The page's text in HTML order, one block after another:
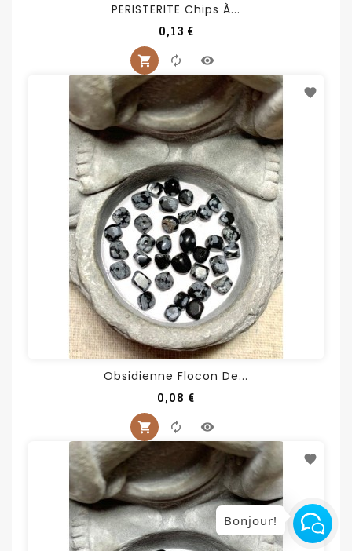
PERISTERITE Chips À...
0,13 €Prix
Obsidienne Flocon De...
0,08 €
Bonjour!